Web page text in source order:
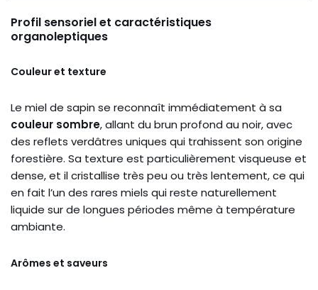
Profil sensoriel et caractéristiques
organoleptiques
Couleur et texture
Le miel de sapin se reconnaît immédiatement à sa
couleur sombre, allant du brun profond au noir, avec
des reflets verdâtres uniques qui trahissent son origine
forestière. Sa texture est particulièrement visqueuse et
dense, et il cristallise très peu ou très lentement, ce qui
en fait l’un des rares miels qui reste naturellement
liquide sur de longues périodes même à température
ambiante.
Arômes et saveurs